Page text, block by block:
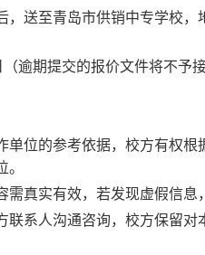
，送至青岛市供销中专学校
逾期提交的报价文件将不予
单位的参考依据，校方有权
需真实有效，若发现虚假信息
联系人沟通咨询，校方保留对